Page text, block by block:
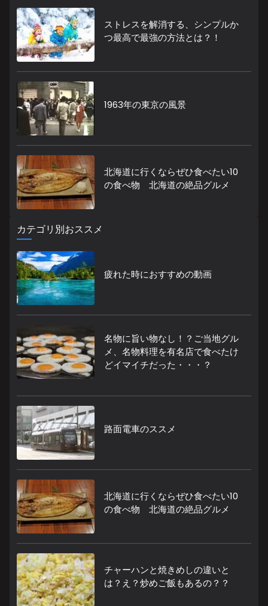
ストレスを解消する、シンプルか
つ最高で最強の方法とは？！
1963年の東京の風景
北海道に行くならぜひ食べたい10
の食べ物 北海道の絶品グルメ
カテゴリ別おススメ
疲れた時におすすめの動画
名物に旨い物なし！？ご当地グル
メ、名物料理を有名店で食べたけ
どイマイチだった・・・？
路面電車のススメ
北海道に行くならぜひ食べたい10
の食べ物 北海道の絶品グルメ
チャーハンと焼きめしの違いと
は？え？炒めご飯もあるの？？